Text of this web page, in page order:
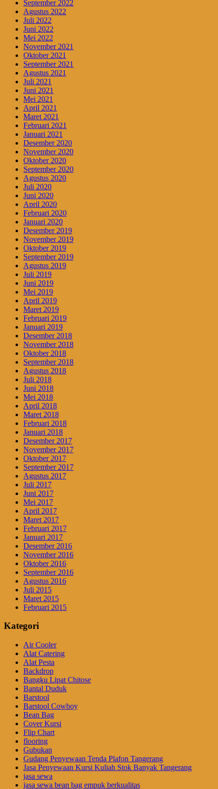
September 2022
Agustus 2022
Juli 2022
Juni 2022
Mei 2022
November 2021
Oktober 2021
September 2021
Agustus 2021
Juli 2021
Juni 2021
Mei 2021
April 2021
Maret 2021
Februari 2021
Januari 2021
Desember 2020
November 2020
Oktober 2020
September 2020
Agustus 2020
Juli 2020
Juni 2020
April 2020
Februari 2020
Januari 2020
Desember 2019
November 2019
Oktober 2019
September 2019
Agustus 2019
Juli 2019
Juni 2019
Mei 2019
April 2019
Maret 2019
Februari 2019
Januari 2019
Desember 2018
November 2018
Oktober 2018
September 2018
Agustus 2018
Juli 2018
Juni 2018
Mei 2018
April 2018
Maret 2018
Februari 2018
Januari 2018
Desember 2017
November 2017
Oktober 2017
September 2017
Agustus 2017
Juli 2017
Juni 2017
Mei 2017
April 2017
Maret 2017
Februari 2017
Januari 2017
Desember 2016
November 2016
Oktober 2016
September 2016
Agustus 2016
Juli 2015
Maret 2015
Februari 2015
Kategori
Air Cooler
Alat Catering
Alat Pesta
Backdrop
Bangku Lipat Chitose
Bantal Duduk
Barstool
Barstool Cowboy
Bean Bag
Cover Kursi
Flip Chart
flooring
Gubukan
Gudang Penyewaan Tenda Plafon Tangerang
Jasa Penyewaan Kursi Kuliah Stok Banyak Tangerang
jasa sewa
jasa sewa bean bag empuk berkualitas